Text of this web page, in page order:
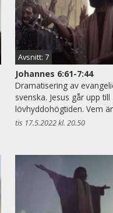
Avsnitt: 7
Johannes 6:61-7:44
Dramatisering av
svenska. Jesus går upp till
lövhyddohögtiden. Vem är
tis 17.5.2022 kl. 20.50